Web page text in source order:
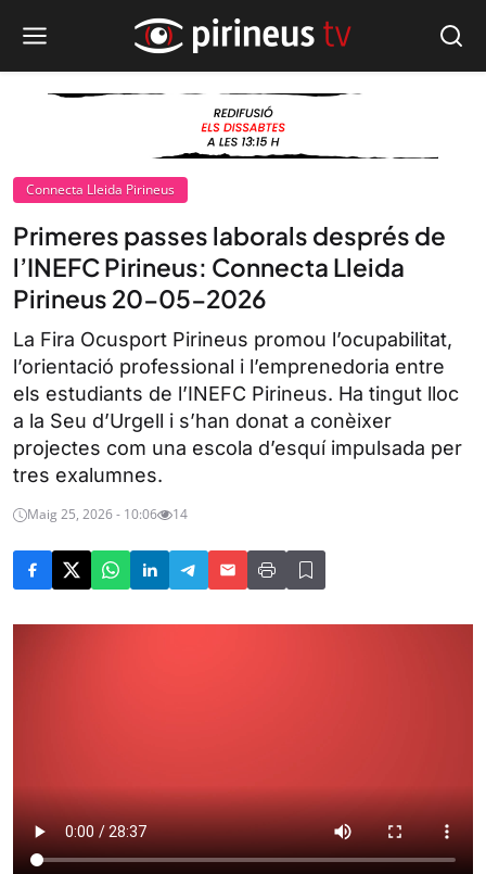
Connecta Lleida Pirineus
Primeres passes laborals després de
l’INEFC Pirineus: Connecta Lleida
Pirineus 20-05-2026
La Fira Ocusport Pirineus promou l’ocupabilitat,
l’orientació professional i l’emprenedoria entre
els estudiants de l’INEFC Pirineus. Ha tingut lloc
a la Seu d’Urgell i s’han donat a conèixer
projectes com una escola d’esquí impulsada per
tres exalumnes.
Maig 25, 2026 - 10:06 14